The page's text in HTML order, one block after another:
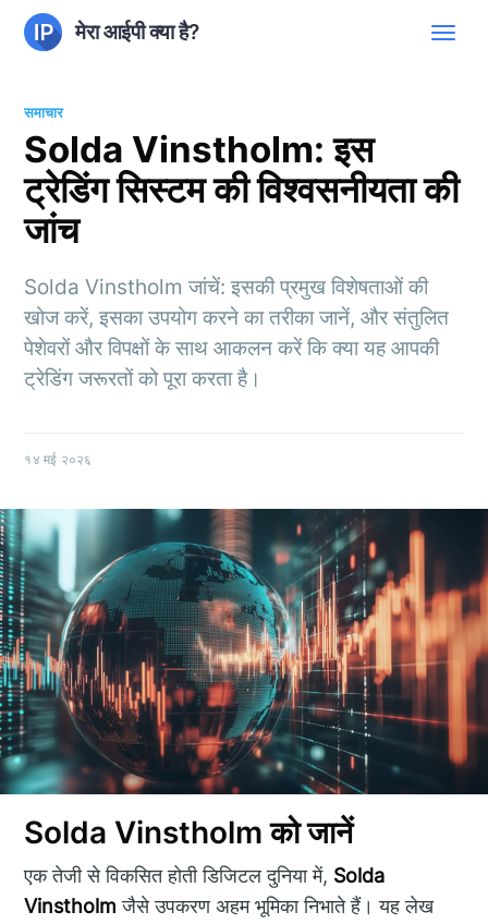
मेरा आईपी क्या है?
समाचार
Solda Vinstholm: इस
ट्रेडिंग सिस्टम की विश्वसनीयता की
जांच
Solda Vinstholm जांचें: इसकी प्रमुख विशेषताओं की
खोज करें, इसका उपयोग करने का तरीका जानें, और संतुलित
पेशेवरों और विपक्षों के साथ आकलन करें कि क्या यह आपकी
ट्रेडिंग जरूरतों को पूरा करता है।
१४ मई २०२६
Solda Vinstholm को जानें
एक तेजी से विकसित होती डिजिटल दुनिया में, Solda
Vinstholm जैसे उपकरण अहम भूमिका निभाते हैं। यह लेख